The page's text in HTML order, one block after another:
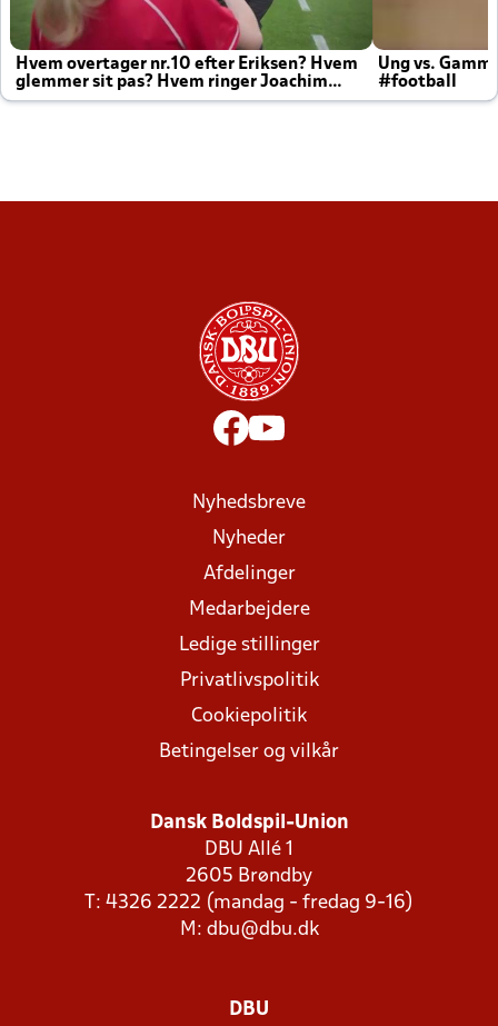
Hvem overtager nr.10 efter Eriksen? Hvem
glemmer sit pas? Hvem ringer Joachim
altid til efter kampe?
Ung vs.
#football
Nyhedsbreve
Nyheder
Afdelinger
Medarbejdere
Ledige stillinger
Privatlivspolitik
Cookiepolitik
Betingelser og vilkår
Dansk Boldspil-Union
DBU Allé 1
2605 Brøndby
T: 4326 2222 (mandag - fredag 9-16)
M: dbu@dbu.dk
DBU